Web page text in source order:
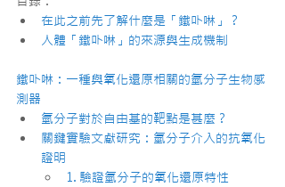
在此之前先了解什麼是「鐵卟啉」？
人體「鐵卟啉」的來源與生成機制
鐵卟啉：一種與氧化還原相關的氫分子生物感
測器
氫分子對於自由基的靶點是甚麼？
關鍵實驗文獻研究：氫分子介入的抗氧化
證明
1. 驗證氫分子的氧化還原特性